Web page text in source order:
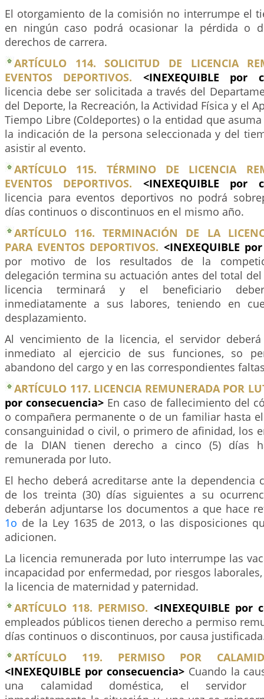
El otorgamiento de la comisión no interrumpe el
en ningún caso podrá ocasionar la pérdida o
derechos de carrera.
ARTÍCULO 114. SOLICITUD DE LICENCIA
EVENTOS DEPORTIVOS.
<INEXEQUIBLE por
licencia debe ser solicitada a través del
del Deporte, la Recreación, la Actividad Física y el
Tiempo Libre (Coldeportes) o la entidad que
la indicación de la persona seleccionada y del
asistir al evento.
ARTÍCULO 115. TÉRMINO DE LICENCIA
EVENTOS DEPORTIVOS.
<INEXEQUIBLE por
licencia para eventos deportivos no podrá
días continuos o discontinuos en el mismo año.
ARTÍCULO 116. TERMINACIÓN DE LA
PARA EVENTOS DEPORTIVOS. <INEXEQUIBLE
por motivo de los resultados de la
delegación termina su actuación antes del total
licencia terminará y el beneficiario
inmediatamente a sus labores, teniendo en
desplazamiento.
Al vencimiento de la licencia, el servidor
inmediato al ejercicio de sus funciones, so
abandono del cargo y en las correspondientes
ARTÍCULO 117. LICENCIA REMUNERADA POR
por consecuencia> En caso de fallecimiento del
o compañera permanente o de un familiar hasta
consanguinidad o civil, o primero de afinidad, los
de la DIAN tienen derecho a cinco (5) días
remunerada por luto.
El hecho deberá acreditarse ante la dependencia
de los treinta (30) días siguientes a su
deberán adjuntarse los documentos a que hace
1o de la Ley 1635 de 2013, o las disposiciones
adicionen.
La licencia remunerada por luto interrumpe las
incapacidad por enfermedad, por riesgos
la licencia de maternidad y paternidad.
ARTÍCULO 118. PERMISO. <INEXEQUIBLE por
empleados públicos tienen derecho a permiso
días continuos o discontinuos, por causa
ARTÍCULO 119. PERMISO POR
<INEXEQUIBLE por consecuencia> Cuando la
una calamidad doméstica, el servidor